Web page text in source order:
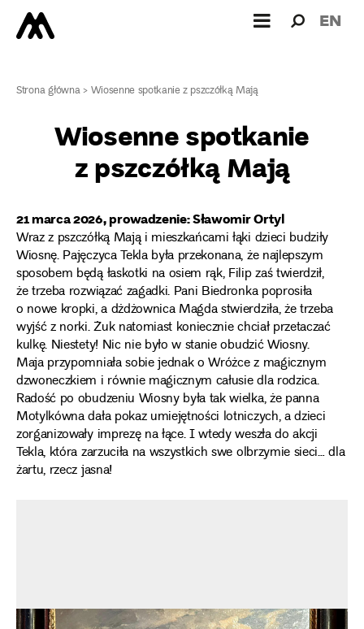
dla: EN
Strona główna>Wiosenne spotkanie z pszczółką Mają
Wiosenne spotkanie
z pszczółką Mają
21 marca 2026, prowadzenie:Sławomir Ortyl
Wraz z pszczółką Mają i mieszkańcami łąki dzieci budziły
Wiosnę. Pajęczyca Tekla była przekonana, że najlepszym
sposobem będą łaskotki na osiem rąk, Filip zaś twierdził,
że trzeba rozwiązać zagadki. Pani Biedronka poprosiła
o nowe kropki, a dżdżownica Magda stwierdziła, że trzeba
wyjść z norki. Żuk natomiast koniecznie chciał przetaczać
kulkę. Niestety! Nic nie było w stanie obudzić Wiosny.
Maja przypomniała sobie jednak o Wróżce z magicznym
dzwoneczkiem i równie magicznym całusie dla rodzica.
Radość po obudzeniu Wiosny była tak wielka, że panna
Motylkówna dała pokaz umiejętności lotniczych, a dzieci
zorganizowały imprezę na łące. I wtedy weszła do akcji
Tekla, która zarzuciła na wszystkich swe olbrzymie sieci… dla
żartu, rzecz jasna!